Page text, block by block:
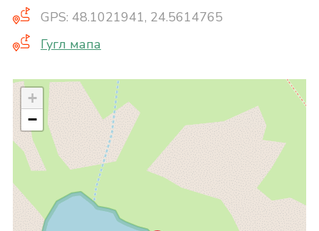
GPS: 48.1021941, 24.5614765
Гугл мапа
+
−